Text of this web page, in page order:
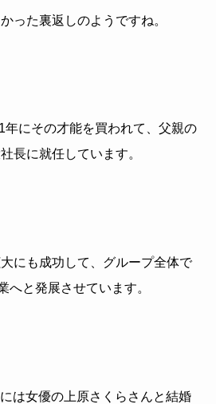
った裏返しのようですね。
年にその才能を買われて、父親の
長に就任しています。
にも成功して、グループ全体で
へと発展させています。
は女優の上原さくらさんと結婚